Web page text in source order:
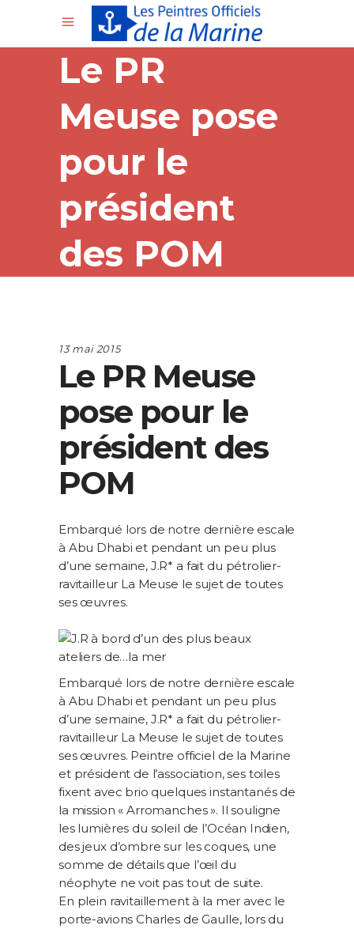
Le PR
Meuse pose
pour le
président
des POM
13 mai 2015
Le PR Meuse
pose pour le
président des
POM
Embarqué lors de notre dernière escale
à Abu Dhabi et pendant un peu plus
d’une semaine, J.R* a fait du pétrolier-
ravitailleur La Meuse le sujet de toutes
ses œuvres.
Embarqué lors de notre dernière escale
à Abu Dhabi et pendant un peu plus
d’une semaine, J.R* a fait du pétrolier-
ravitailleur La Meuse le sujet de toutes
ses œuvres. Peintre officiel de la Marine
et président de l’association, ses toiles
fixent avec brio quelques instantanés de
la mission « Arromanches ». Il souligne
les lumières du soleil de l’Océan Indien,
des jeux d’ombre sur les coques, une
somme de détails que l’œil du
néophyte ne voit pas tout de suite.
En plein ravitaillement à la mer avec le
porte-avions Charles de Gaulle, lors du